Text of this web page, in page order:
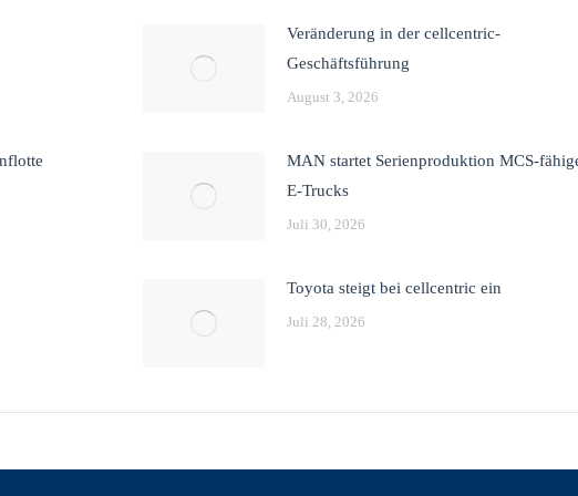
Veränderung in der cellcentric-
Geschäftsführung
August 3, 2026
MAN startet Serienproduktion MCS-
E-Trucks
Juli 30, 2026
Toyota steigt bei cellcentric ein
Juli 28, 2026